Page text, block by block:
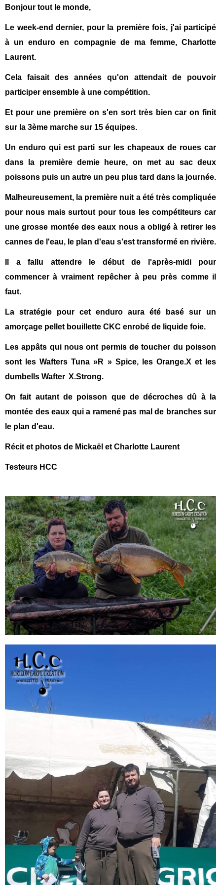
Bonjour tout le monde,
Le week-end dernier, pour la première fois, j'ai participé
à un enduro en compagnie de ma femme, Charlotte
Laurent.
Cela faisait des années qu'on attendait de pouvoir
participer ensemble à une compétition.
Et pour une première on s'en sort très bien car on finit
sur la 3ème marche sur 15 équipes.
Un enduro qui est parti sur les chapeaux de roues car
dans la première demie heure, on met au sac deux
poissons puis un autre un peu plus tard dans la journée.
Malheureusement, la première nuit a été très compliquée
pour nous mais surtout pour tous les compétiteurs car
une grosse montée des eaux nous a obligé à retirer les
cannes de l'eau, le plan d'eau s'est transformé en rivière.
Il a fallu attendre le début de l'après-midipour
commencer à vraiment repêcher à peu près comme il
faut.
La stratégie pour cet enduro aura été basé sur un
amorçage pellet bouillette CKC enrobé de liquide foie.
Les appâts qui nous ont permis de toucher du poisson
sont lesWaftersTuna »R »Spice, les Orange.X et les
dumbel s Wafter X.Strong.
On fait autant de poisson que de décrochesdû à la
montée des eaux qui a ramené pas mal de branches sur
le plan d'eau.
Récit et photos de Mickaël et Charlotte Laurent
Testeurs HCC